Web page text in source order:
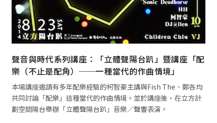
聲音與時代系列講座：「立體聲陽台趴」暨講座「配
樂（不止是配角）──一種當代的作曲情境」
本場講座邀請有多年配樂經驗的柯智豪主講與Fish The、鄭各均
共同討論「配樂」這種當代的作曲情境。並於講座後，在立方計
劃空間陽台舉辦「立體聲陽台趴」音樂／聲響表演。